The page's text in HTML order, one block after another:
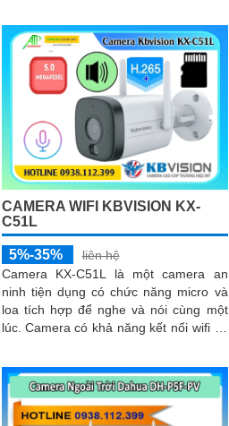
CAMERA WIFI KBVISION KX-
C51L
5%-35%
liên hệ
Camera KX-C51L là một camera an
ninh tiện dụng có chức năng micro và
loa tích hợp để nghe và nói cùng một
lúc. Camera có khả năng kết nối wifi và